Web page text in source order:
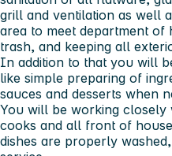
grill and ventilation as well
area to meet department of
trash, and keeping all
In addition to that you will
like simple preparing of
sauces and desserts when
You will be working closely
cooks and all front of
dishes are properly